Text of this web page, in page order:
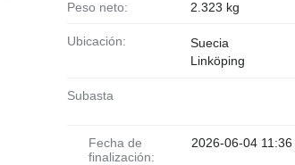
Peso neto: 2.323 kg
Ubicación:
Suecia
Linköping
Subasta
Fecha de
finalización:
2026-06-04 11:36